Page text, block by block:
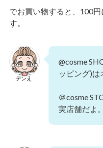
でお買い物すると、100
す。
デンえ
@cosme
ッピング)は
＠cosme
実店舗だよ。